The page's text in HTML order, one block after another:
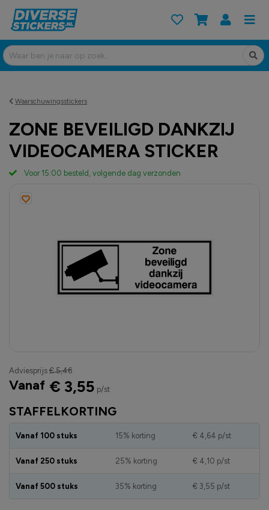
Waarschuwingsstickers
ZONE BEVEILIGD DANKZIJ
VIDEOCAMERA STICKER
STAFFELKORTING
Vanaf 100 stuks 15% korting € 4,64 p/st
Vanaf 250 stuks 25% korting € 4,10 p/st
Vanaf 500 stuks 35% korting € 3,55 p/st
Adviesprijs € 5,46
Vanaf € 3,55 p/st
Voor 15:00 besteld, volgende dag verzonden